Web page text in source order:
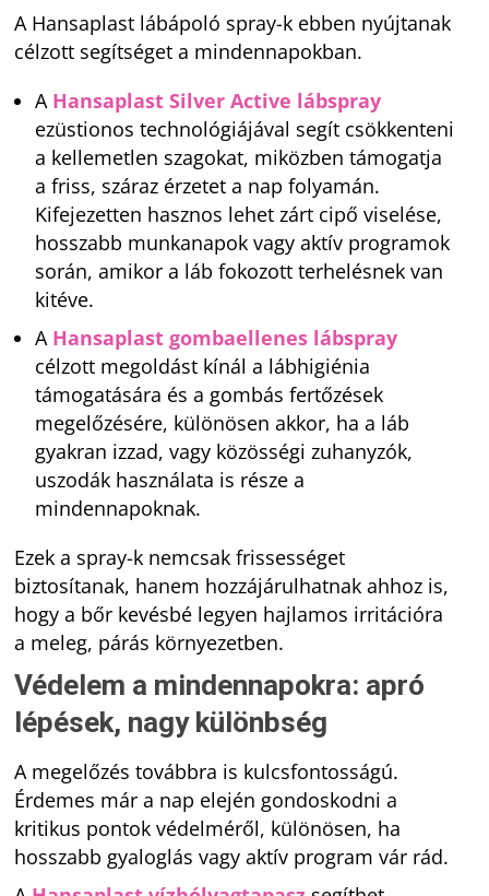
A Hansaplast lábápoló spray-k ebben nyújtanak
célzott segítséget a mindennapokban.
A Hansaplast Silver Active lábspray
ezüstionos technológiájával segít csökkenteni
a kellemetlen szagokat, miközben támogatja
a friss, száraz érzetet a nap folyamán.
Kifejezetten hasznos lehet zárt cipő viselése,
hosszabb munkanapok vagy aktív programok
során, amikor a láb fokozott terhelésnek van
kitéve.
A Hansaplast gombaellenes lábspray
célzott megoldást kínál a lábhigiénia
támogatására és a gombás fertőzések
megelőzésére, különösen akkor, ha a láb
gyakran izzad, vagy közösségi zuhanyzók,
uszodák használata is része a
mindennapoknak.
Ezek a spray-k nemcsak frissességet
biztosítanak, hanem hozzájárulhatnak ahhoz is,
hogy a bőr kevésbé legyen hajlamos irritációra
a meleg, párás környezetben.
Védelem a mindennapokra: apró
lépések, nagy különbség
A megelőzés továbbra is kulcsfontosságú.
Érdemes már a nap elején gondoskodni a
kritikus pontok védelméről, különösen, ha
hosszabb gyaloglás vagy aktív program vár rád.